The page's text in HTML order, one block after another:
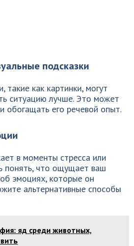
подсказки
такие как картинки, могут
ситуацию лучше. Это может
обогащать его речевой опыт.
в моменты стресса или
понять, что ощущает ваш
эмоциях, которые он
альтернативные способы
яд среди животных,